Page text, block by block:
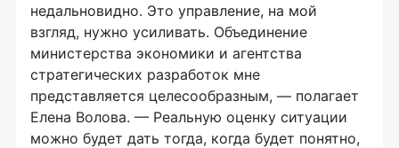
недальновидно. Это управление, на мой
взгляд, нужно усиливать. Объединение
министерства экономики и агентства
стратегических разработок мне
представляется целесообразным, — полагает
Елена Волова. — Реальную оценку ситуации
можно будет дать тогда, когда будет понятно,